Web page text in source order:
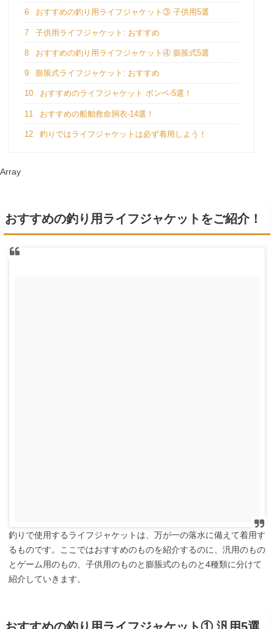
6 おすすめの釣り用ライフジャケット③ 子供用5選
7 子供用ライフジャケット: おすすめ
8 おすすめの釣り用ライフジャケット④ 膨脹式5選
9 膨脹式ライフジャケット: おすすめ
10 おすすめのライフジャケット ボンベ-5選！
11 おすすめの船舶救命胴衣-14選！
12 釣りではライフジャケットは必ず着用しよう！
Array
おすすめの釣り用ライフジャケットをご紹介！
釣りで使用するライフジャケットは、万が一の落水に備えて着用す
るものです。ここではおすすめのものを紹介するのに、汎用のもの
とゲーム用のもの、子供用のものと膨脹式のものと4種類に分けて
紹介していきます。